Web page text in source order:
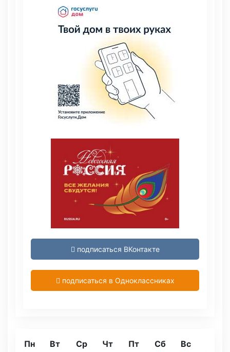
подписаться ВКонтакте
подписаться в Одноклассниках
Пн Вт Ср Чт Пт Сб Вс